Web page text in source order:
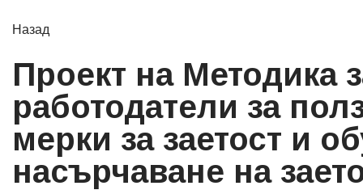
Назад
Проект на Методика
работодатели за
мерки за заетост и
насърчаване на